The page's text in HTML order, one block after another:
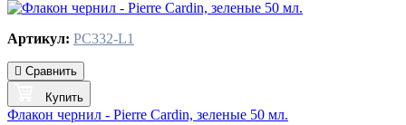
Артикул: PC332-L1
Сравнить
Купить
Флакон чернил - Pierre Cardin, зеленые 50 мл.